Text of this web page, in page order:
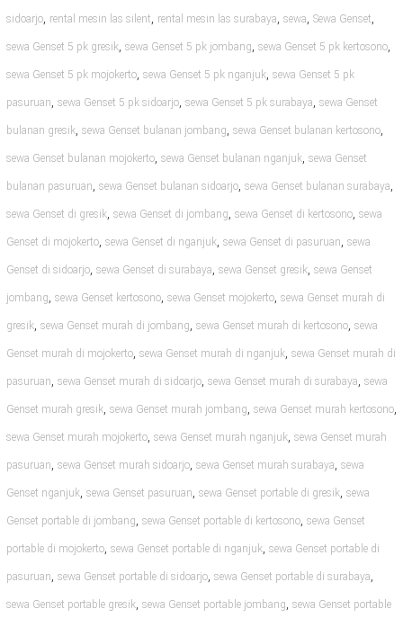
sidoarjo, rental mesin las silent, rental mesin las surabaya, sewa, Sewa Genset,
sewa Genset 5 pk gresik, sewa Genset 5 pk jombang, sewa Genset 5 pk kertosono,
sewa Genset 5 pk mojokerto, sewa Genset 5 pk nganjuk, sewa Genset 5 pk
pasuruan, sewa Genset 5 pk sidoarjo, sewa Genset 5 pk surabaya, sewa Genset
bulanan gresik, sewa Genset bulanan jombang, sewa Genset bulanan kertosono,
sewa Genset bulanan mojokerto, sewa Genset bulanan nganjuk, sewa Genset
bulanan pasuruan, sewa Genset bulanan sidoarjo, sewa Genset bulanan surabaya,
sewa Genset di gresik, sewa Genset di jombang, sewa Genset di kertosono, sewa
Genset di mojokerto, sewa Genset di nganjuk, sewa Genset di pasuruan, sewa
Genset di sidoarjo, sewa Genset di surabaya, sewa Genset gresik, sewa Genset
jombang, sewa Genset kertosono, sewa Genset mojokerto, sewa Genset murah di
gresik, sewa Genset murah di jombang, sewa Genset murah di kertosono, sewa
Genset murah di mojokerto, sewa Genset murah di nganjuk, sewa Genset murah di
pasuruan, sewa Genset murah di sidoarjo, sewa Genset murah di surabaya, sewa
Genset murah gresik, sewa Genset murah jombang, sewa Genset murah kertosono,
sewa Genset murah mojokerto, sewa Genset murah nganjuk, sewa Genset murah
pasuruan, sewa Genset murah sidoarjo, sewa Genset murah surabaya, sewa
Genset nganjuk, sewa Genset pasuruan, sewa Genset portable di gresik, sewa
Genset portable di jombang, sewa Genset portable di kertosono, sewa Genset
portable di mojokerto, sewa Genset portable di nganjuk, sewa Genset portable di
pasuruan, sewa Genset portable di sidoarjo, sewa Genset portable di surabaya,
sewa Genset portable gresik, sewa Genset portable jombang, sewa Genset portable